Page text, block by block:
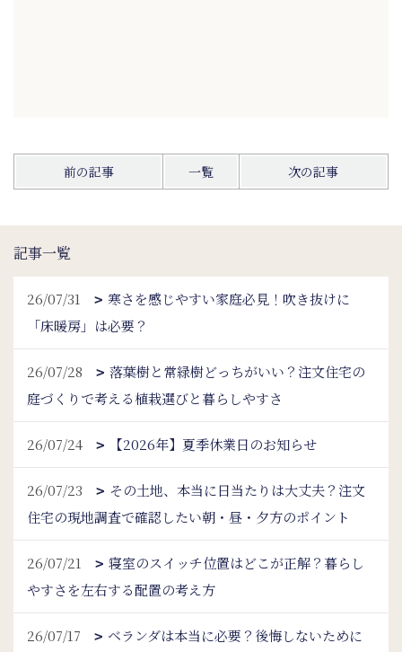
前の記事 一覧 次の記事
記事一覧
26/07/31
寒さを感じやすい家庭必見！吹き抜けに
「床暖房」は必要？
26/07/28
落葉樹と常緑樹どっちがいい？注文住宅の
庭づくりで考える植栽選びと暮らしやすさ
26/07/24 【2026年】夏季休業日のお知らせ
26/07/23
その土地、本当に日当たりは大丈夫？注文
住宅の現地調査で確認したい朝・昼・夕方のポイント
26/07/21
寝室のスイッチ位置はどこが正解？暮らし
やすさを左右する配置の考え方
26/07/17
ベランダは本当に必要？後悔しないために